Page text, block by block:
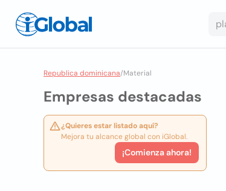
Republica dominicana/Material
Empresas destacadas
¿Quieres estar listado aquí?
Mejora tu alcance global con iGlobal.
¡Comienza ahora!